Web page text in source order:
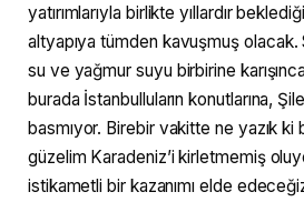
yatırımlarıyla birlikte yıllardır
altyapıya tümden kavuşmuş olacak.
su ve yağmur suyu birbirine
burada İstanbulluların konutlarına,
basmıyor. Birebir vakitte ne yazık ki
güzelim Karadeniz’i kirletmemiş
istikametli bir kazanımı elde